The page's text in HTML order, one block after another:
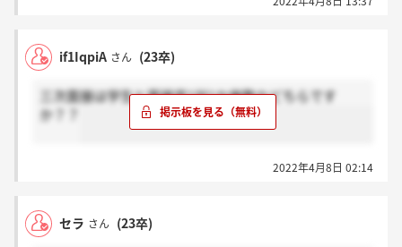
if1IqpiA さん (23卒)
三次面接は学生と面接官1対1か複数かどちらです
か？？
2022年4月8日 02:14
セラ さん (23卒)